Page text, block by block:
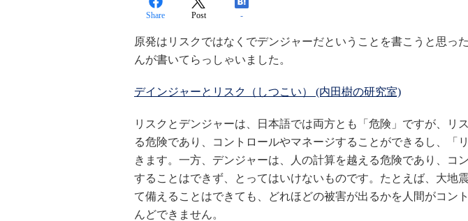
Share Post -
原発はリスクではなくでデンジャーだということを書こうと思っ
んが書いてらっしゃいました。
デインジャーとリスク（しつこい） (内田樹の研究室)
リスクとデンジャーは、日本語では両方とも「危険」ですが、リ
る危険であり、コントロールやマネージすることができるし、「
きます。一方、デンジャーは、人の計算を越える危険であり、コ
することはできず、とってはいけないものです。たとえば、大地
て備えることはできても、どれほどの被害が出るかを人間がコン
んどできません。